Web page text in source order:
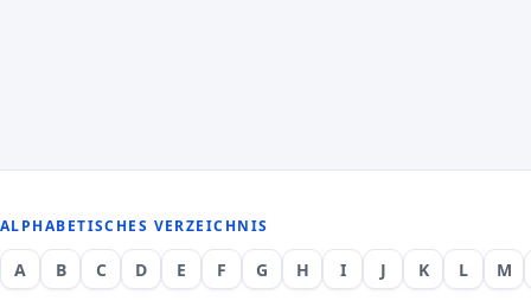
ALPHABETISCHES VERZEICHNIS
A B C D E F G H I J K L M